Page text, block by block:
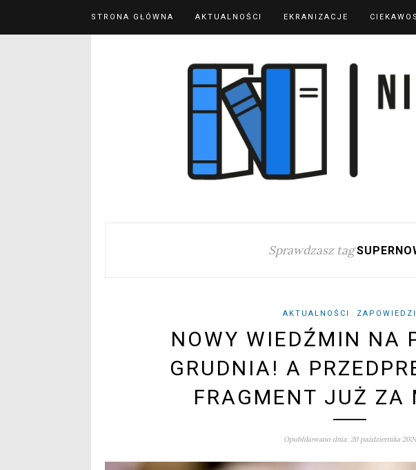
STRONA GŁÓWNA AKTUALNOŚCI EKRANIZACJE
Sprawdzasz tag
AKTUALNOŚCI ZAPOWIEDZI
NOWY WIEDŹMIN NA
GRUDNIA! A
FRAGMENT JUŻ ZA
Opublikowano dnia: 20 października 2024